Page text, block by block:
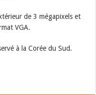
de 3 mégapixels et
VGA.
à la Corée du Sud.